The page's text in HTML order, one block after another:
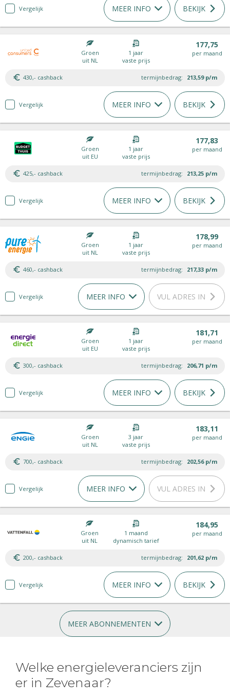
Vergelijk MEER INFO BEKIJK
Groen
uit NL
1 jaar
vaste prijs
177,75
per maand
430,- cashback termijnbedrag: 213,59 p/m
Vergelijk MEER INFO BEKIJK
Groen
uit EU
1 jaar
vaste prijs
177,83
per maand
425,- cashback termijnbedrag: 213,25 p/m
Vergelijk MEER INFO BEKIJK
Groen
uit NL
1 jaar
vaste prijs
178,99
per maand
460,- cashback termijnbedrag: 217,33 p/m
Vergelijk MEER INFO VUL ADRES IN
Groen
uit EU
1 jaar
vaste prijs
181,71
per maand
300,- cashback termijnbedrag: 206,71 p/m
Vergelijk MEER INFO BEKIJK
Groen
uit NL
3 jaar
vaste prijs
183,11
per maand
700,- cashback termijnbedrag: 202,56 p/m
Vergelijk MEER INFO VUL ADRES IN
Groen
uit NL
1 maand
dynamisch tarief
184,95
per maand
200,- cashback termijnbedrag: 201,62 p/m
Vergelijk MEER INFO BEKIJK
MEER ABONNEMENTEN
Welke energieleveranciers zijn
er in Zevenaar?